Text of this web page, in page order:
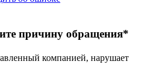
причину обращения*
компанией, нарушает